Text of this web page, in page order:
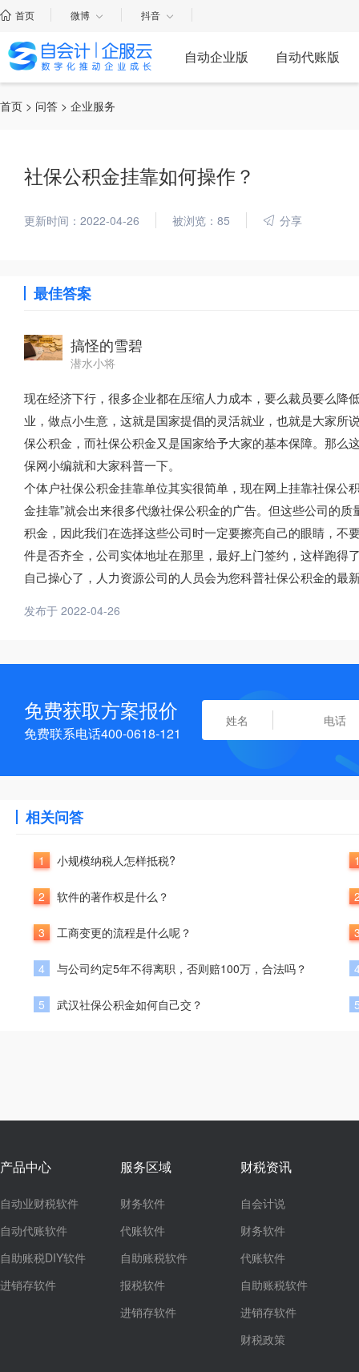
首页 微博 抖音
自动企业版 自动代账版
首页 > 问答 > 企业服务
社保公积金挂靠如何操作？
更新时间：2022-04-26 被浏览：85 分享
最佳答案
搞怪的雪碧
潜水小将
现在经济下行，很多企业都在压缩人力成本，要么裁员要么
业，做点小生意，这就是国家提倡的灵活就业，也就是大家
保公积金，而社保公积金又是国家给予大家的基本保障。那么
保网小编就和大家科普一下。
个体户社保公积金挂靠单位其实很简单，现在网上挂靠社保公
金挂靠”就会出来很多代缴社保公积金的广告。但这些公司的
积金，因此我们在选择这些公司时一定要擦亮自己的眼睛，
件是否齐全，公司实体地址在那里，最好上门签约，这样跑
自己操心了，人力资源公司的人员会为您科普社保公积金的最
发布于 2022-04-26
免费获取方案报价
免费联系电话400-0618-121
相关问答
1 小规模纳税人怎样抵税?
2 软件的著作权是什么？
3 工商变更的流程是什么呢？
4 与公司约定5年不得离职，否则赔100万，合法吗？
5 武汉社保公积金如何自己交？
产品中心
自动业财税软件
自动代账软件
自助账税DIY软件
进销存软件
服务区域
财务软件
代账软件
自助账税软件
报税软件
进销存软件
财税资讯
自会计说
财务软件
代账软件
自助账税软件
进销存软件
财税政策